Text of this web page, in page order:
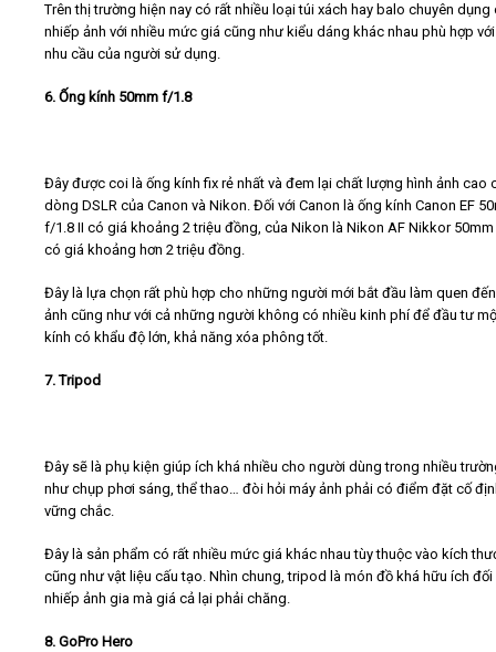
Trên thị trường hiện nay có rất nhiều loại túi xách hay balo chuyên dụng
nhiếp ảnh với nhiều mức giá cũng như kiểu dáng khác nhau phù hợp
nhu cầu của người sử dụng.
6. Ống kính 50mm f/1.8
Đây được coi là ống kính fix rẻ nhất và đem lại chất lượng hình ảnh cao
dòng DSLR của Canon và Nikon. Đối với Canon là ống kính Canon EF
f/1.8 II có giá khoảng 2 triệu đồng, của Nikon là Nikon AF Nikkor
có giá khoảng hơn 2 triệu đồng.
Đây là lựa chọn rất phù hợp cho những người mới bắt đầu làm quen
ảnh cũng như với cả những người không có nhiều kinh phí để đầu tư
kính có khẩu độ lớn, khả năng xóa phông tốt.
7. Tripod
Đây sẽ là phụ kiện giúp ích khá nhiều cho người dùng trong nhiều
như chụp phơi sáng, thể thao… đòi hỏi máy ảnh phải có điểm đặt cố
vững chắc.
Đây là sản phẩm có rất nhiều mức giá khác nhau tùy thuộc vào kích
cũng như vật liệu cấu tạo. Nhìn chung, tripod là món đồ khá hữu ích đối
nhiếp ảnh gia mà giá cả lại phải chăng.
8. GoPro Hero